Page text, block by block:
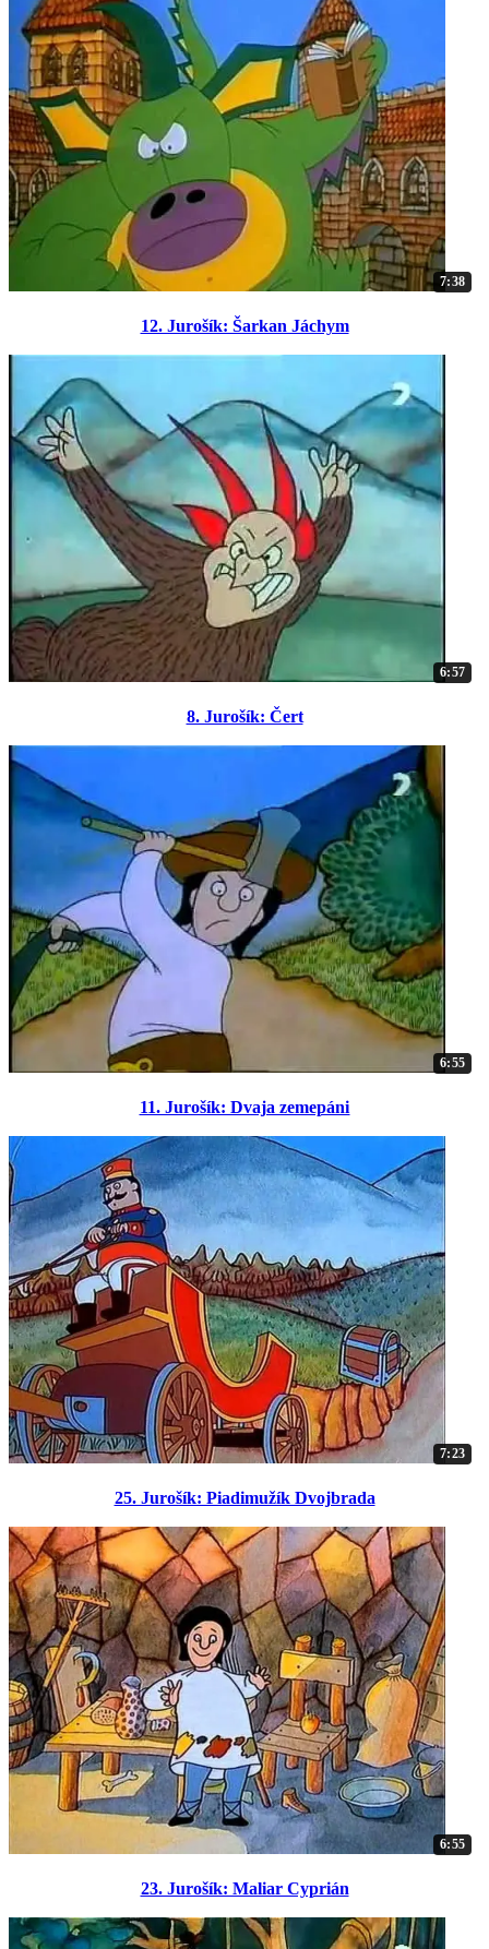
7:38
12. Jurošík: Šarkan Jáchym
6:57
8. Jurošík: Čert
6:55
11. Jurošík: Dvaja zemepáni
7:23
25. Jurošík: Piadimužík Dvojbrada
6:55
23. Jurošík: Maliar Cyprián